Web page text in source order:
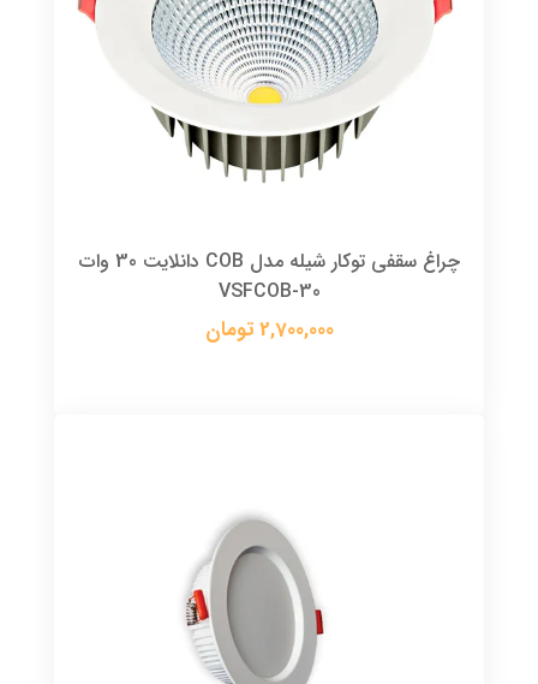
چراغ سقفی توکار شیله مدل COB دانلایت 30 وات
VSFCOB-30
2,700,000 تومان